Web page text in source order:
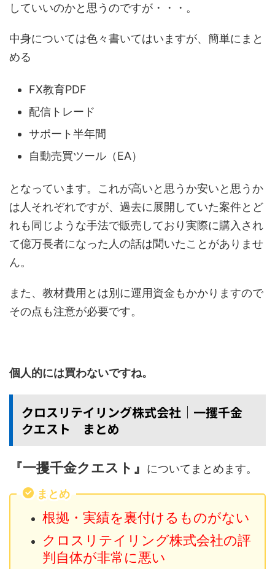
していいのかと思うのですが・・・。
中身については色々書いてはいますが、簡単にまと
める
FX教育PDF
配信トレード
サポート半年間
自動売買ツール（EA）
となっています。これが高いと思うか安いと思うか
は人それぞれですが、過去に展開していた案件とど
れも同じような手法で販売しており実際に購入され
て億万長者になった人の話は聞いたことがありませ
ん。
また、教材費用とは別に運用資金もかかりますので
その点も注意が必要です。
個人的には買わないですね。
クロスリテイリング株式会社│一攫千金
クエスト まとめ
『一攫千金クエスト』
についてまとめます。
まとめ
根拠・実績を裏付けるものがない
クロスリテイリング株式会社の評
判自体が非常に悪い